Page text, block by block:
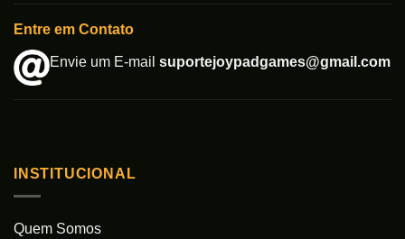
Entre em Contato
Envie um E-mail suportejoypadgames@gmail.com
INSTITUCIONAL
Quem Somos